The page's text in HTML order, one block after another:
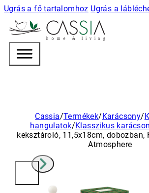
Ugrás a fő tartalomhoz Ugrás a
h o m e & l i v i n g
Cassia/Termékek/Karácsony/
hangulatok/Klasszikus
keksztároló, 11,5x18cm, dobozban,
Atmosphere